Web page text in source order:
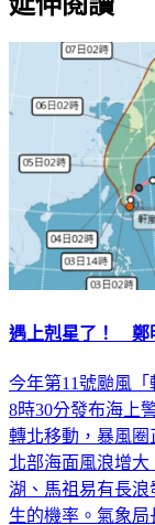
遇上剋星了！ 鄭
今年第11號颱風
8時30分發布海上
轉北移動，暴風
北部海面風浪增
湖、馬祖易有長
生的機率。氣象局